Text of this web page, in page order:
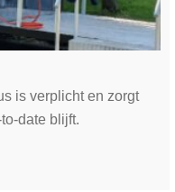
is verplicht en zorgt
date blijft.